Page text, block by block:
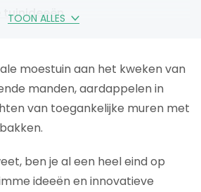
TOON ALLES
tuinideeën
moestuin aan het kweken van
manden, aardappelen in
van toegankelijke muren met
ben je al een heel eind op
ideeën en innovatieve